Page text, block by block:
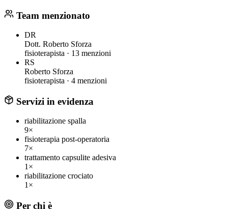
Team menzionato
DR
Dott. Roberto Sforza
fisioterapista · 13 menzioni
RS
Roberto Sforza
fisioterapista · 4 menzioni
Servizi in evidenza
riabilitazione spalla
9×
fisioterapia post-operatoria
7×
trattamento capsulite adesiva
1×
riabilitazione crociato
1×
Per chi è